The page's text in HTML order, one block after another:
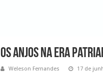
Os anjos na era
Weleson Fernandes 17 de